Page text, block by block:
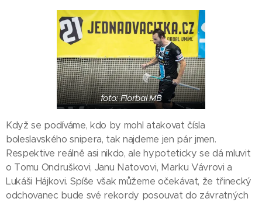
foto: Florbal MB
Když se podíváme, kdo by mohl atakovat čísla
boleslavského snipera, tak najdeme jen pár jmen.
Respektive reálně asi nikdo, ale hypoteticky se dá mluvit
o Tomu Ondruškovi, Janu Natovovi, Marku Vávrovi a
Lukáši Hájkovi. Spíše však můžeme očekávat, že třinecký
odchovanec bude své rekordy posouvat do závratných